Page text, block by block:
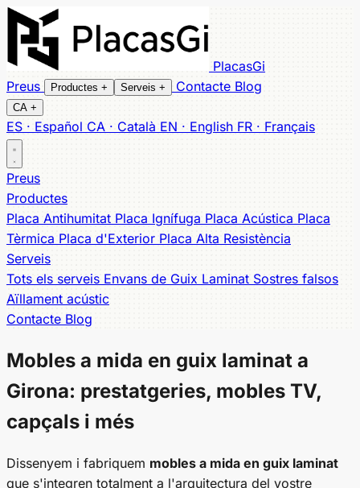
PlacasGi
Preus
Productes + Serveis + Contacte Blog
CA +
ES · Español CA · Català EN · English FR · Français
Tots els productes
AcústicaPlaca Tèrmica
ResistènciaMobles a Mida
Tots els serveis
Insonorització dormitori
claus en mà
Cobertura local
Banyoles
Olot Palafrugell PalamósSant Feliu de GuíxolsPlatja
d'AroLloret de Mar
Preus
Productes
Placa Antihumitat Placa Ignífuga Placa Acústica Placa
Tèrmica Placa d'Exterior Placa Alta Resistència
Serveis
Tots els serveis Envans de Guix Laminat Sostres falsos
Aïllament acústic
Contacte Blog
Mobles a mida en guix laminat a
Girona: prestatgeries, mobles TV,
capçals i més
Dissenyem i fabriquem mobles a mida en guix laminat
que s'integren totalment a l'arquitectura del vostre